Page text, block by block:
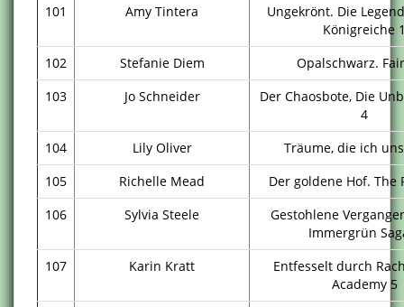
101
Amy Tintera
Ungekrönt. Die
Königreiche
102
Stefanie Diem
Opalschwarz.
103
Jo Schneider
Der Chaosbote, Die
4
104
Lily Oliver
Träume, die ich
105
Richelle Mead
Der goldene Hof. The
106
Sylvia Steele
Gestohlene
Immergrün
107
Karin Kratt
Entfesselt durch
Academy 5